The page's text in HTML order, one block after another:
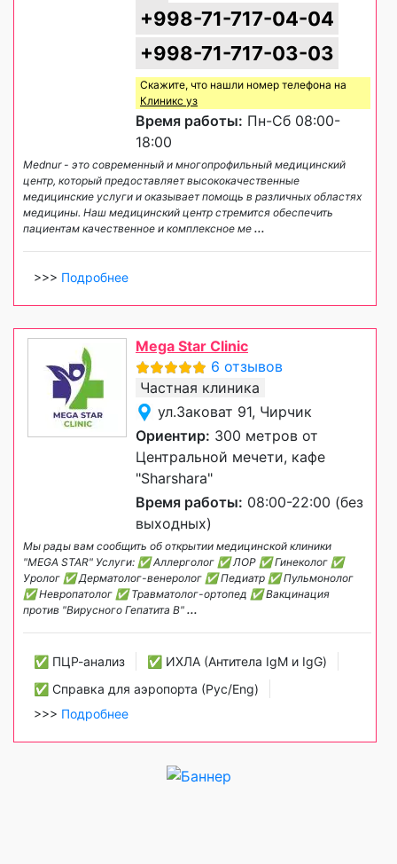
+998-71-717-04-04
+998-71-717-03-03
Скажите, что нашли номер телефона на
Клиникс уз
Время работы: Пн-Сб 08:00-
18:00
Mednur - это современный и многопрофильный медицинский
центр, который предоставляет высококачественные
медицинские услуги и оказывает помощь в различных областях
медицины. Наш медицинский центр стремится обеспечить
пациентам качественное и комплексное ме ...
>>> Подробнее
Mega Star Clinic
6 отзывов
Частная клиника
ул.Заковат 91, Чирчик
Ориентир: 300 метров от
Центральной мечети, кафе
"Sharshara"
Время работы: 08:00-22:00 (без
выходных)
Мы рады вам сообщить об открытии медицинской клиники
"MEGA STAR" Услуги: ✅ Аллерголог ✅ ЛОР ✅ Гинеколог ✅
Уролог ✅ Дерматолог-венеролог ✅ Педиатр ✅ Пульмонолог
✅ Невропатолог ✅ Травматолог-ортопед ✅ Вакцинация
против "Вирусного Гепатита B" ...
✅ ПЦР-анализ
✅ ИХЛА (Антитела IgM и IgG)
✅ Справка для аэропорта (Рус/Eng)
>>> Подробнее